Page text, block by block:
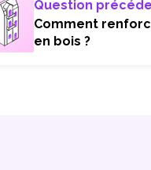
Question
Comment
en bois ?